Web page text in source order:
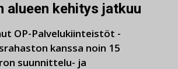
alueen kehitys jatkuu
OP-Palvelukiinteistöt -
kanssa noin 15
suunnittelu- ja